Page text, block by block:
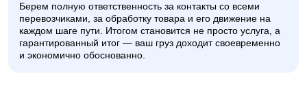
Берем полную ответственность за контакты со всеми
перевозчиками, за обработку товара и его движение на
каждом шаге пути. Итогом становится не просто услуга, а
гарантированный итог — ваш груз доходит своевременно
и экономично обоснованно.